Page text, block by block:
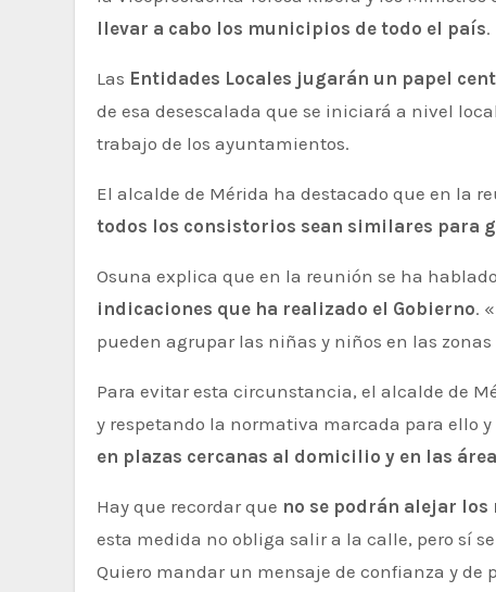
llevar a cabo los municipios de todo el país.
Las Entidades Locales jugarán un papel
de esa desescalada que se iniciará a nivel
trabajo de los ayuntamientos.
El alcalde de Mérida ha destacado que en la
todos los consistorios sean similares para
Osuna explica que en la reunión se ha
indicaciones que ha realizado el Gobierno.
pueden agrupar las niñas y niños en las
Para evitar esta circunstancia, el alcalde de
y respetando la normativa marcada para ello
en plazas cercanas al domicilio y en las
Hay que recordar que no se podrán alejar
esta medida no obliga salir a la calle, pero sí
Quiero mandar un mensaje de confianza y